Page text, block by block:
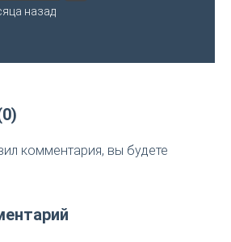
назад
комментария, вы будете